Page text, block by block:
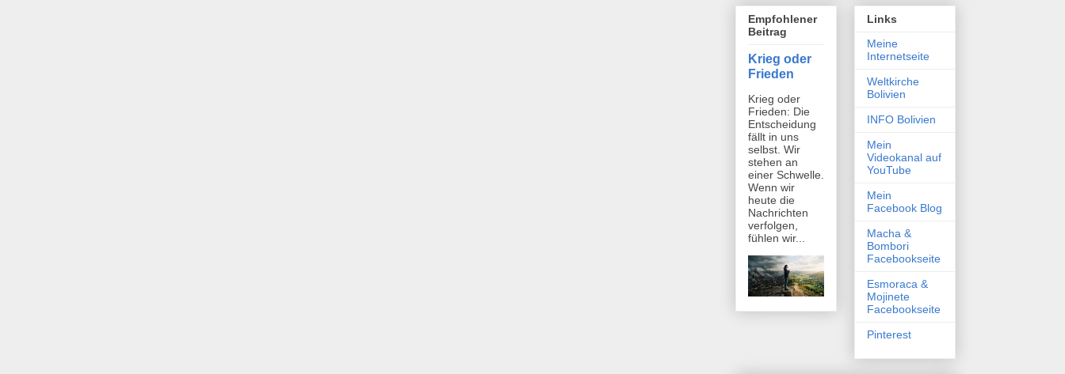
Empfohlener
Beitrag
Krieg oder
Frieden
Krieg oder
Frieden: Die
Entscheidung
fällt in uns
selbst. Wir
stehen an
einer Schwelle.
Wenn wir
heute die
Nachrichten
verfolgen,
fühlen wir...
Links
Meine
Internetseite
Weltkirche
Bolivien
INFO Bolivien
Mein
Videokanal auf
YouTube
Mein
Facebook Blog
Macha &
Bombori
Facebookseite
Esmoraca &
Mojinete
Facebookseite
Pinterest